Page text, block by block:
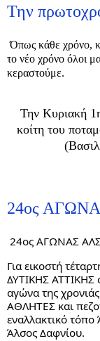
Την
Όπως κάθε χρόνο,
το νέο χρόνο όλοι
κεραστούμε.
Την Κυριακή
κοίτη του
24ος
24ος ΑΓΩΝΑΣ
Για εικοστή
ΔΥΤΙΚΗΣ ΑΤΤΙΚΗΣ
αγώνα της
ΑΘΛΗΤΕΣ και
εναλλακτικό
Άλσος Δαφνίου.